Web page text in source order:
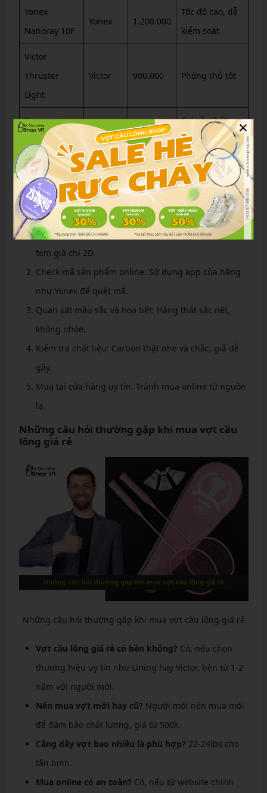
Yonex
Nanoray 10F
Yonex 1.200.000
Tốc độ cao, dễ
kiểm soát
Victor
Thruster
Light
Victor 900.000 Phòng thủ tốt
Kumpoo
K520 Pro
Kumpoo 700.000
Giá rẻ, chất
lượng ổn
Mẹo phân biệt vợt cầu lông chính hãng và vợt
hàng giả
Để tránh mua phải hàng giả, hãy áp dụng các mẹo sau:
Kiểm tra tem hologram: Tem thật có hiệu ứng 3D,
tem giả chỉ 2D.
Check mã sản phẩm online: Sử dụng app của hãng
như Yonex để quét mã.
Quan sát màu sắc và họa tiết: Hàng thật sắc nét,
không nhòe.
Kiểm tra chất liệu: Carbon thật nhẹ và chắc, giả dễ
gãy.
Mua tại cửa hàng uy tín: Tránh mua online từ nguồn
lạ.
Những câu hỏi thường gặp khi mua vợt cầu
lông giá rẻ
Những câu hỏi thường gặp khi mua vợt cầu lông giá rẻ
Vợt cầu lông giá rẻ có bền không? Có, nếu chọn
thương hiệu uy tín như Lining hay Victor, bền từ 1-2
năm với người mới.
Nên mua vợt mới hay cũ? Người mới nên mua mới
để đảm bảo chất lượng, giá từ 500k.
Căng dây vợt bao nhiêu là phù hợp? 22-24lbs cho
tân binh.
Mua online có an toàn? Có, nếu từ website chính
×